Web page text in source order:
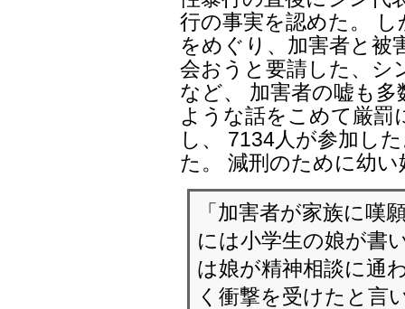
行の事実を認めた。
をめぐり、加害者と被
会おうと要請した、シ
など、 加害者の嘘も
ような話をこめて厳罰
し、 7134人が参加し
た。 減刑のために幼
「加害者が家族に嘆
には小学生の娘が書
は娘が精神相談に通
く衝撃を受けたと言